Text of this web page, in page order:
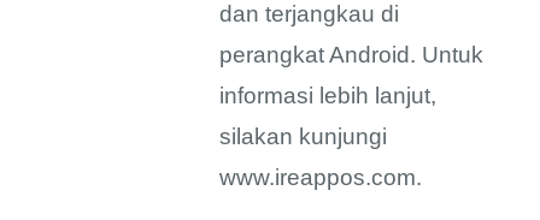
dan terjangkau di
perangkat Android. Untuk
informasi lebih lanjut,
silakan kunjungi
www.ireappos.com.